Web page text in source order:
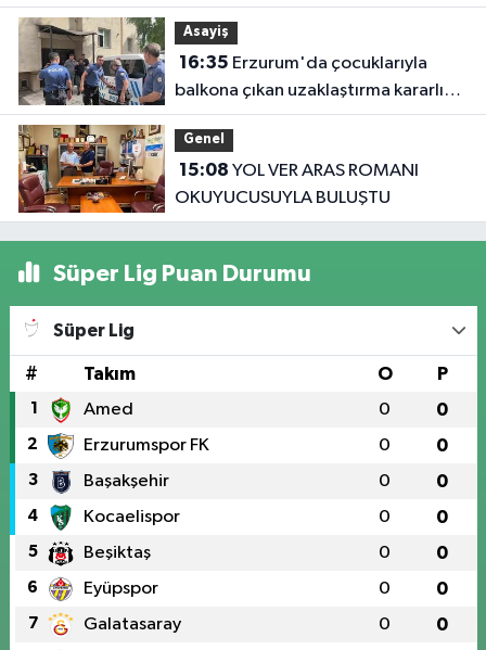
çarptı
Asayiş
16:35
balkona çıkan uzaklaştırma kararlı
koca ikna edildi
Genel
15:08
OKUYUCUSUYLA BULUŞTU
Süper Lig Puan Durumu
Süper Lig
# Takım O P
1 Amed 0 0
2 Erzurumspor FK 0 0
3 Başakşehir 0 0
4 Kocaelispor 0 0
5 Beşiktaş 0 0
6 Eyüpspor 0 0
7 Galatasaray 0 0